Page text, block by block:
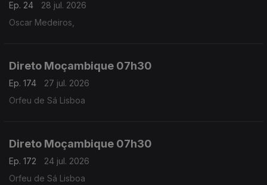
Ep. 24
28 jul. 2026
Oscar Medeiros,
Direto Moçambique 07h30
Ep. 174
27 jul. 2026
Orfeu de Sá Lisboa
Direto Moçambique 07h30
Ep. 172
24 jul. 2026
Orfeu de Sá Lisboa